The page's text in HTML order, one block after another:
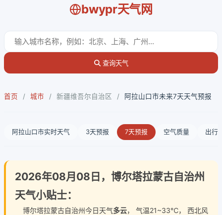
bwypr天气网
查询天气
首页 / 城市 / 新疆维吾尔自治区 / 阿拉山口市未来7天天气预报
阿拉山口市实时天气 3天预报 7天预报 空气质量 出行
2026年08月08日，博尔塔拉蒙古自治州
天气小贴士：
博尔塔拉蒙古自治州今日天气多云， 气温21~33℃， 西北风